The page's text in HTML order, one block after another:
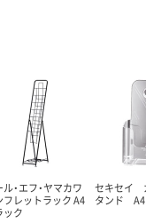
ル・エフ・ヤマカワ
フレットラック A4
ック
セキセイ
タンド